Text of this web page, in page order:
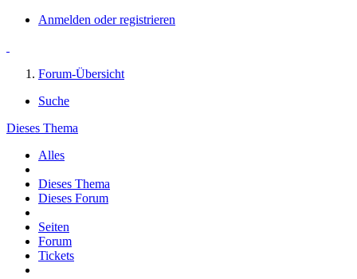
Anmelden oder registrieren
Forum-Übersicht
Suche
Dieses Thema
Alles
Dieses Thema
Dieses Forum
Seiten
Forum
Tickets